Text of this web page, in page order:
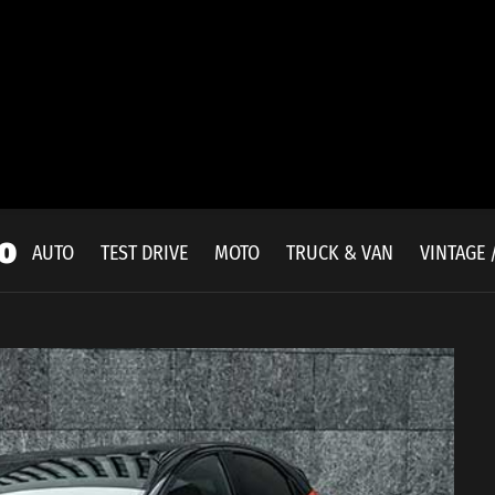
AUTO TEST DRIVE MOTO TRUCK & VAN VINTAGE